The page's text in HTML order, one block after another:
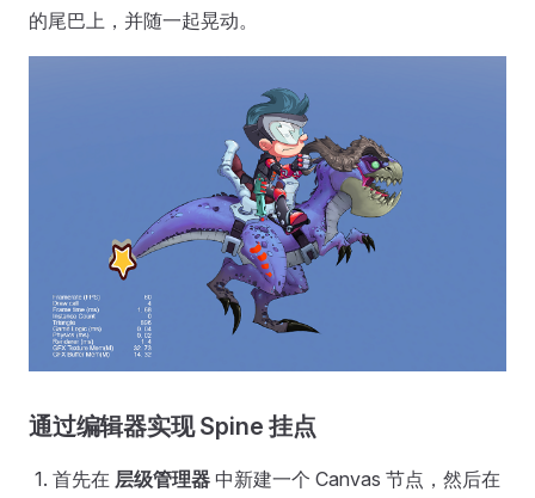
的尾巴上，并随一起晃动。
通过编辑器实现 Spine 挂点
首先在 层级管理器 中新建一个 Canvas 节点，然后在